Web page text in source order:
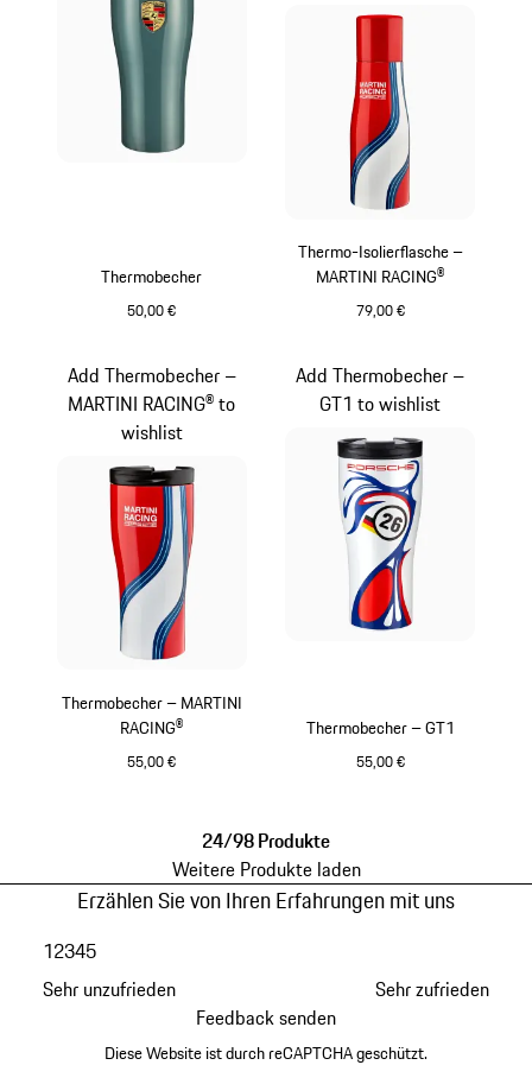
Thermobecher
50,00 €
Thermo-Isolierflasche –
MARTINI RACING®
79,00 €
Thermobecher – MARTINI
RACING®
55,00 €
Add Thermobecher –
MARTINI RACING® to
wishlist
Thermobecher – GT1
55,00 €
Add Thermobecher –
GT1 to wishlist
24/98 Produkte
Weitere Produkte laden
Erzählen Sie von Ihren Erfahrungen mit uns
Sehr unzufrieden
12345
Sehr zufrieden
Feedback senden
Diese Website ist durch reCAPTCHA geschützt.